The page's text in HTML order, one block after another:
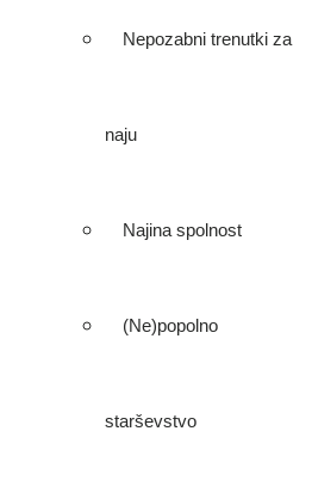
Nepozabni trenutki za
naju
Najina spolnost
(Ne)popolno
starševstvo